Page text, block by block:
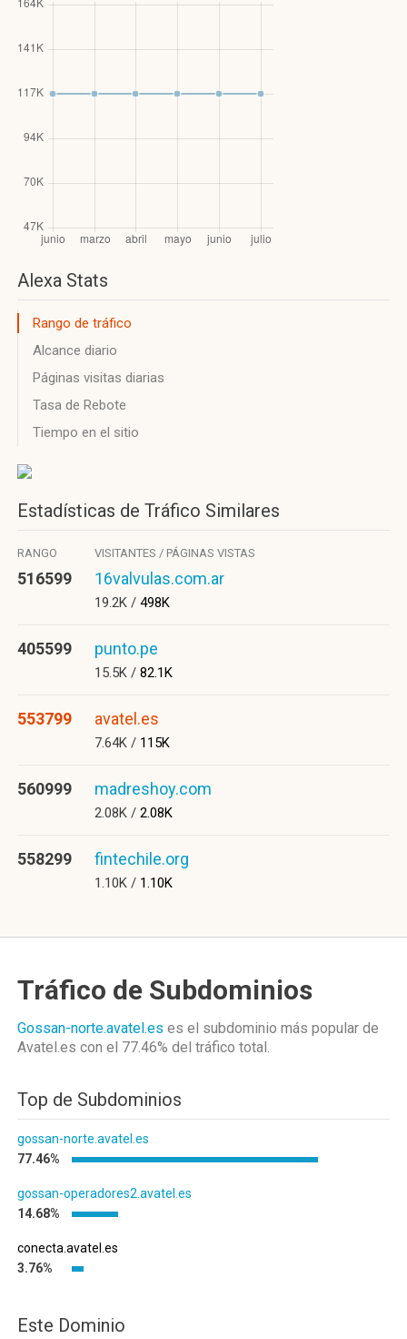
Alexa Stats
Rango de tráfico
Alcance diario
Páginas visitas diarias
Tasa de Rebote
Tiempo en el sitio
Estadísticas de Tráfico Similares
RANGO VISITANTES / PÁGINAS VISTAS
516599 16valvulas.com.ar
19.2K / 498K
405599 punto.pe
15.5K / 82.1K
553799 avatel.es
7.64K / 115K
560999 madreshoy.com
2.08K / 2.08K
558299 fintechile.org
1.10K / 1.10K
Tráfico de Subdominios
Gossan-norte.avatel.es es el subdominio más popular de
Avatel.es con el 77.46% del tráfico total.
Top de Subdominios
gossan-norte.avatel.es
77.46%
gossan-operadores2.avatel.es
14.68%
conecta.avatel.es
3.76%
Este Dominio